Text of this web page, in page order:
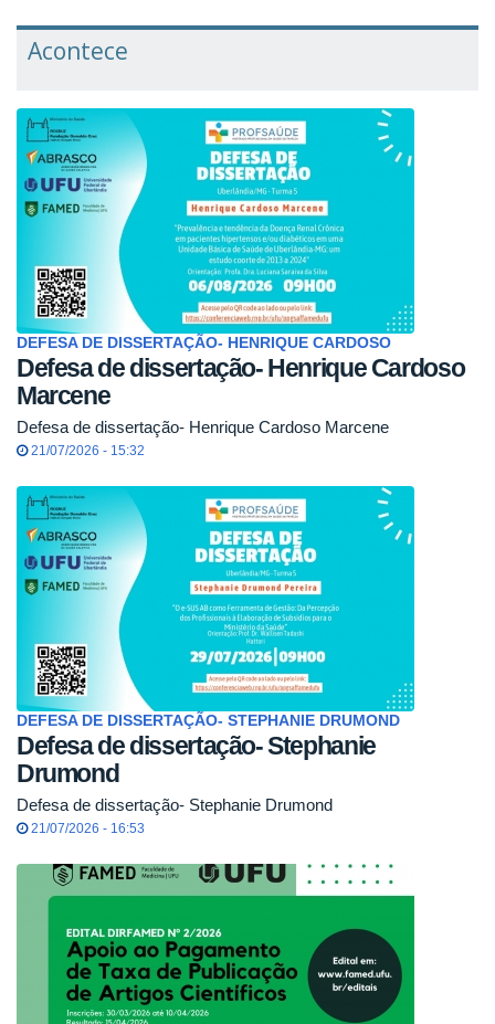
Acontece
DEFESA DE DISSERTAÇÃO- HENRIQUE CARDOSO
Defesa de dissertação- Henrique Cardoso
Marcene
Defesa de dissertação- Henrique Cardoso Marcene
21/07/2026 - 15:32
DEFESA DE DISSERTAÇÃO- STEPHANIE DRUMOND
Defesa de dissertação- Stephanie
Drumond
Defesa de dissertação- Stephanie Drumond
21/07/2026 - 16:53